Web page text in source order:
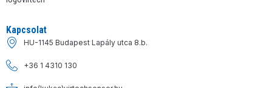
Kapcsolat
HU-1145 Budapest Lapály utca 8.b.
+36 1 4310 130